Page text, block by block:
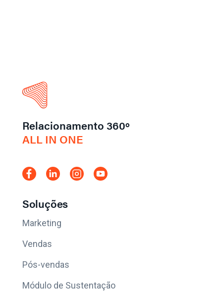
Relacionamento 360º
ALL IN ONE
Soluções
Marketing
Vendas
Pós-vendas
Módulo de Sustentação